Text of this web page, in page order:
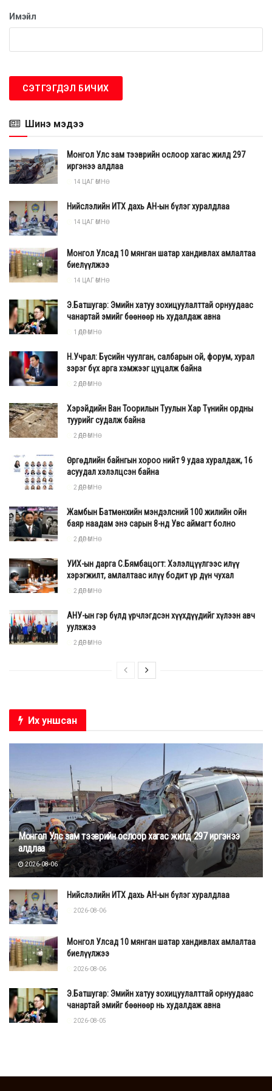
Имэйл
Шинэ мэдээ
Монгол Улс зам тээврийн ослоор хагас жилд 297
иргэнээ алдлаа
14 ЦАГ ӨМНӨ
Нийслэлийн ИТХ дахь АН-ын бүлэг хуралдлаа
14 ЦАГ ӨМНӨ
Монгол Улсад 10 мянган шатар хандивлах амлалтаа
биелүүлжээ
14 ЦАГ ӨМНӨ
Э.Батшугар: Эмийн хатуу зохицуулалттай орнуудаас
чанартай эмийг бөөнөөр нь худалдаж авна
1 ӨДӨР ӨМНӨ
Н.Учрал: Бүсийн чуулган, салбарын ой, форум, хурал
зэрэг бүх арга хэмжээг цуцалж байна
2 ӨДӨР ӨМНӨ
Хэрэйдийн Ван Тоорилын Туулын Хар Түнийн ордны
туурийг судалж байна
2 ӨДӨР ӨМНӨ
Өргөдлийн байнгын хороо нийт 9 удаа хуралдаж, 16
асуудал хэлэлцсэн байна
2 ӨДӨР ӨМНӨ
Жамбын Батмөнхийн мэндэлсний 100 жилийн ойн
баяр наадам энэ сарын 8-нд Увс аймагт болно
2 ӨДӨР ӨМНӨ
УИХ-ын дарга С.Бямбацогт: Хэлэлцүүлгээс илүү
хэрэгжилт, амлалтаас илүү бодит үр дүн чухал
2 ӨДӨР ӨМНӨ
АНУ-ын гэр бүлд үрчлэгдсэн хүүхдүүдийг хүлээн авч
уулзжээ
2 ӨДӨР ӨМНӨ
Их уншсан
Монгол Улс зам тээврийн ослоор хагас жилд 297 иргэнээ
алдлаа
2026-08-06
Нийслэлийн ИТХ дахь АН-ын бүлэг хуралдлаа
2026-08-06
Монгол Улсад 10 мянган шатар хандивлах амлалтаа
биелүүлжээ
2026-08-06
Э.Батшугар: Эмийн хатуу зохицуулалттай орнуудаас
чанартай эмийг бөөнөөр нь худалдаж авна
2026-08-05